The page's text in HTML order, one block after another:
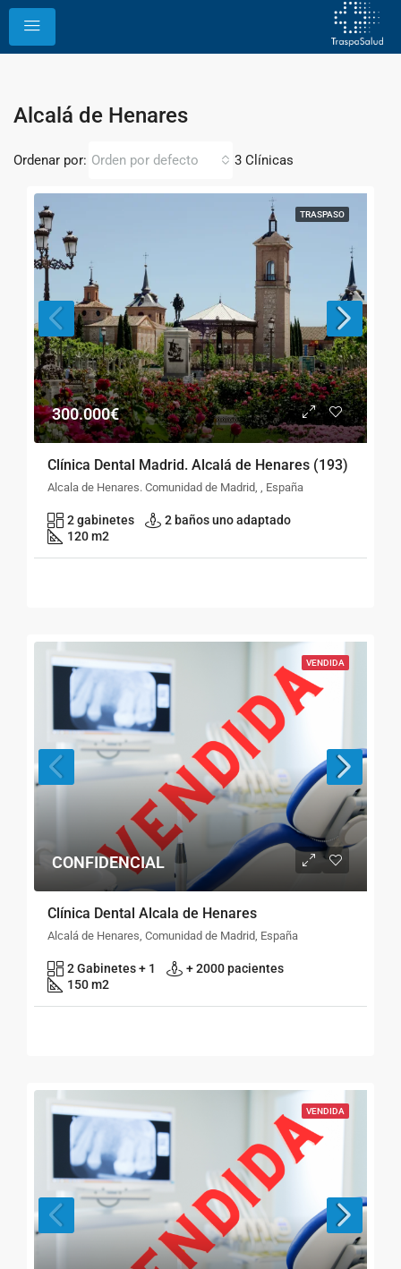
Alcalá de Henares
3 Clínicas
Ordenar por: Orden por defecto
TRASPASO
300.000€
Clínica Dental Madrid. Alcalá de Henares (193)
Alcala de Henares. Comunidad de Madrid, , España
2 gabinetes
2 baños uno adaptado
120 m2
VENDIDA
CONFIDENCIAL
Clínica Dental Alcala de Henares
Alcalá de Henares, Comunidad de Madrid, España
2 Gabinetes + 1
+ 2000 pacientes
150 m2
VENDIDA